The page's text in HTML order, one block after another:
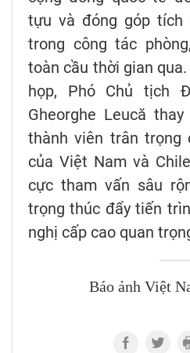
tựu và đóng góp tích
trong công tác
toàn cầu thời gian
họp, Phó Chủ tịch
Gheorghe Leucă
thành viên trân
của Việt Nam và
cực tham vấn sâu
trọng thúc đẩy tiến
nghị cấp cao quan
Báo ảnh Việt